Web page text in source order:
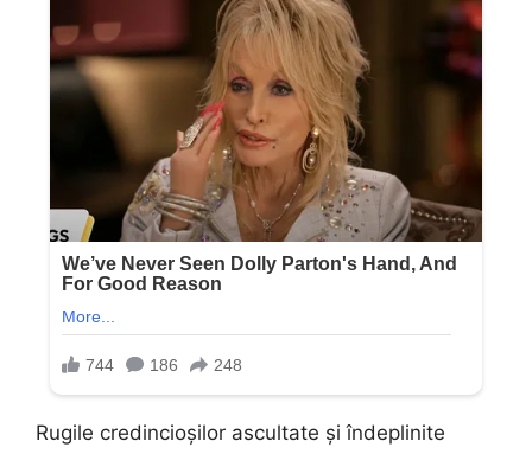
Rugile credincioșilor ascultate și îndeplinite